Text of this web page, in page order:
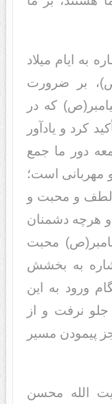
به ایام میلاد
بر ضرورت
که در
کرد و یادآور
دور ما جمع
است؛
لطف و محبت و
هرچه دشمنان
محبت
به بخشش
ورود به این
نرفت و از
پیمودن مسیر
الله محسن